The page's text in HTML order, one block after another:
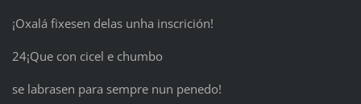
¡Oxalá fixesen delas unha inscrición!
24¡Que con cicel e chumbo
se labrasen para sempre nun penedo!